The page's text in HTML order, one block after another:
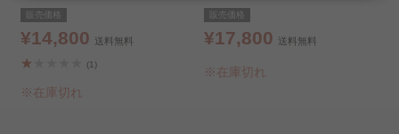
スツールセットブラウン
販売価格
¥14,800 送料無料
(1)
※在庫切れ
き ホワイト
販売価格
¥17,800 送料無料
※在庫切れ